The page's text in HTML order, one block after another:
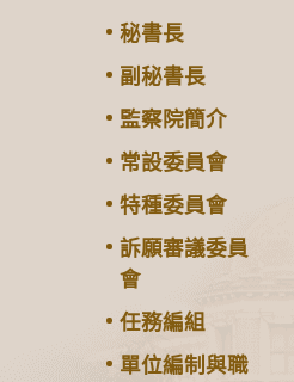
秘書長
副秘書長
監察院簡介
常設委員會
特種委員會
訴願審議委員
會
任務編組
單位編制與職